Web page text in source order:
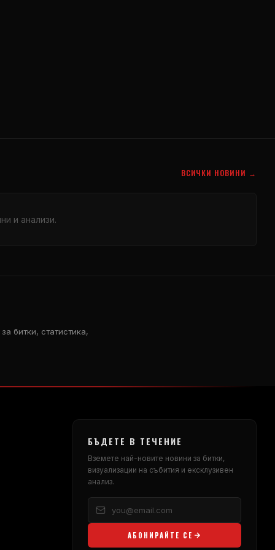
ВСИЧКИ НОВИНИ →
и анализи.
битки, статистика,
БЪДЕТЕ В ТЕЧЕНИЕ
Вземете най-новите новини за битки,
визуализации на събития и ексклузивен
анализ.
АБОНИРАЙТЕ СЕ